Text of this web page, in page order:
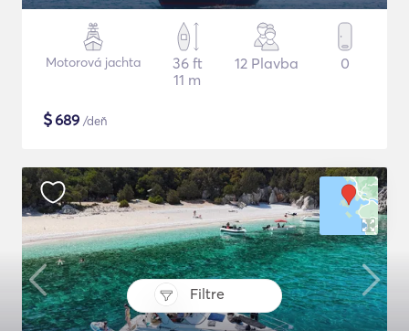
Filtre
Motorová jachta
36 ft
11 m
12 Plavba 0
$689 /deň